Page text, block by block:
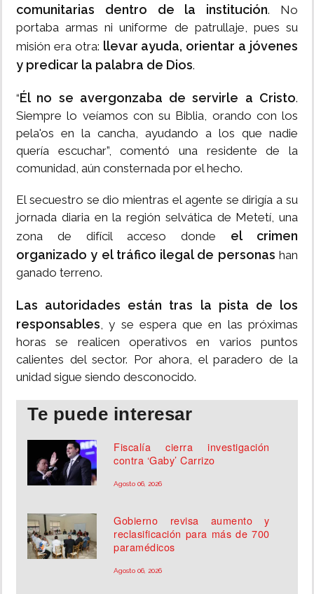
comunitarias dentro de la institución. No
portaba armas ni uniforme de patrullaje, pues su
misión era otra: llevar ayuda, orientar a jóvenes
y predicar la palabra de Dios.
“Él no se avergonzaba de servirle a Cristo.
Siempre lo veíamos con su Biblia, orando con los
pela'os en la cancha, ayudando a los que nadie
quería escuchar”, comentó una residente de la
comunidad, aún consternada por el hecho.
El secuestro se dio mientras el agente se dirigía a su
jornada diaria en la región selvática de Metetí, una
zona de difícil acceso donde el crimen
organizado y el tráfico ilegal de personas han
ganado terreno.
Las autoridades están tras la pista de los
responsables, y se espera que en las próximas
horas se realicen operativos en varios puntos
calientes del sector. Por ahora, el paradero de la
unidad sigue siendo desconocido.
Te puede interesar
Fiscalía cierra investigación
contra ‘Gaby’ Carrizo
Agosto 06, 2026
Gobierno revisa aumento y
reclasificación para más de 700
paramédicos
Agosto 06, 2026